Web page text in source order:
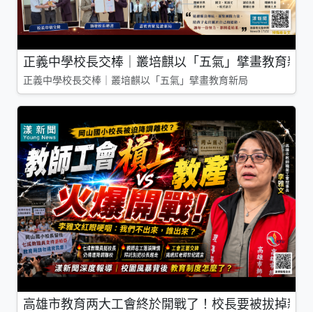
正義中學校長交棒｜叢培麒以「五氣」擘畫教育新局
正義中學校長交棒｜叢培麒以「五氣」擘畫教育新局
高雄市教育两大工會終於開戰了！校長要被拔掉親